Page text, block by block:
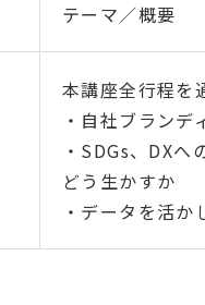
テーマ／概要
本講座全行程を
・自社ブラン
・SDGs、DX
どう生かすか
・データを活か